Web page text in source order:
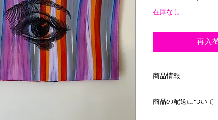
在庫なし
再入
商品情報
横 約30.3cm × 縦
商品の配送について